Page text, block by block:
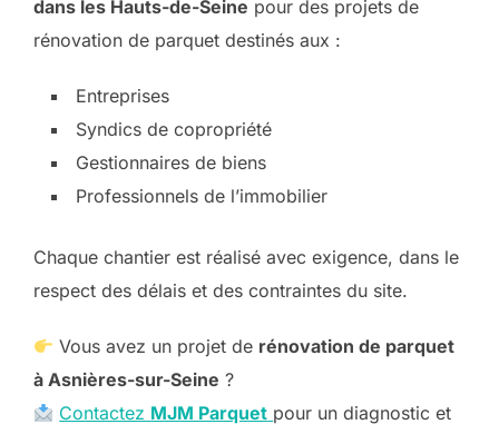
dans les Hauts-de-Seine pour des projets de
rénovation de parquet destinés aux :
Entreprises
Syndics de copropriété
Gestionnaires de biens
Professionnels de l’immobilier
Chaque chantier est réalisé avec exigence, dans le
respect des délais et des contraintes du site.
Vous avez un projet de rénovation de parquet
à Asnières-sur-Seine ?
Contactez MJM Parquet pour un diagnostic et